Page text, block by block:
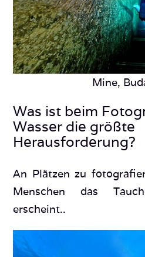
Mine,
Was ist beim
Wasser die größte
Herausforderung?
An Plätzen zu
Menschen das
erscheint..